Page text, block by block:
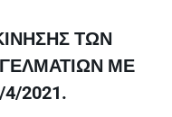
ΤΩΝ
ΜΕ
2021.